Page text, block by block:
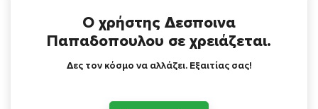
Ο χρήστης Δεσποινα
Παπαδοπουλου σε χρειάζεται.
Δες τον κόσμο να αλλάζει. Εξαιτίας σας!